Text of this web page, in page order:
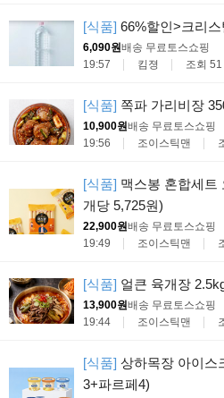
[식품] 66%할인>크리
6,090원배송 무료토스쇼핑
19:57
킴졍 조회 51
[식품] 쪽파 가리비장
10,900원배송 무료토스쇼핑
19:56
조이스틱맨
[식품] 맥스봉 혼합세트
개당 5,725원)
22,900원배송 무료토스쇼핑
19:49
조이스틱맨
[식품] 얼큰 육개장
13,900원배송 무료토스쇼핑
19:44
조이스틱맨
[식품] 상하목장 아이스
3+파르페4)